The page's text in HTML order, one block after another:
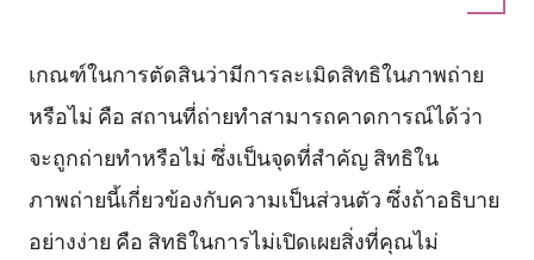
เกณฑ์ในการตัดสินว่ามีการละเมิดสิทธิในภาพถ่าย
หรือไม่ คือ สถานที่ถ่ายทำสามารถคาดการณ์ได้ว่า
จะถูกถ่ายทำหรือไม่ ซึ่งเป็นจุดที่สำคัญ สิทธิใน
ภาพถ่ายนี้เกี่ยวข้องกับความเป็นส่วนตัว ซึ่งถ้าอธิบาย
อย่างง่าย คือ สิทธิในการไม่เปิดเผยสิ่งที่คุณไม่